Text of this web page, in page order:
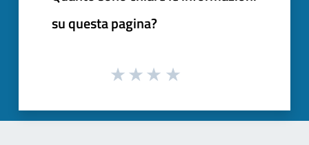
su questa pagina?